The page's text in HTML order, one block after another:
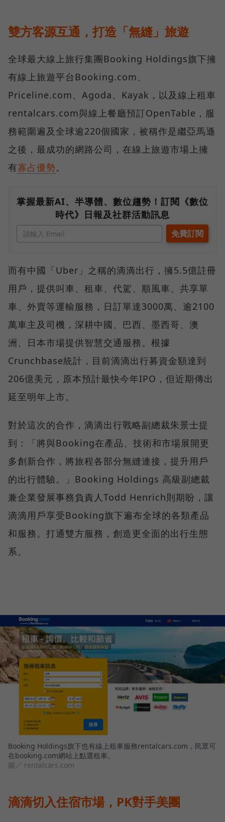
雙方客源互通，打造「無縫」旅遊
全球最大線上旅行集團Booking Holdings旗下擁
有線上旅遊平台Booking.com、
Priceline.com、Agoda、Kayak，以及線上租車
rentalcars.com與線上餐廳預訂OpenTable，服
務範圍遍及全球逾220個國家，被稱作是繼亞馬遜
之後，最成功的網路公司，在線上旅遊市場上擁
有寡占優勢。
掌握最新AI、半導體、數位趨勢！訂閱《數位
時代》日報及社群活動訊息
而有中國「Uber」之稱的滴滴出行，擁5.5億註冊
用戶，提供叫車、租車、代駕、順風車、共享單
車、外賣等運輸服務，日訂單達3000萬、逾2100
萬車主及司機，深耕中國、巴西、墨西哥、澳
洲、日本市場提供智慧交通服務。根據
Crunchbase統計，目前滴滴出行募資金額達到
206億美元，原本預計最快今年IPO，但近期傳出
延至明年上市。
對於這次的合作，滴滴出行戰略副總裁朱景士提
到：「將與Booking在產品、技術和市場展開更
多創新合作，將旅程各部分無縫連接，提升用戶
的出行體驗。」Booking Holdings 高級副總裁
兼企業發展事務負責人Todd Henrich則期盼，讓
滴滴用戶享受Booking旗下遍布全球的各類產品
和服務。打通雙方服務，創造更全面的出行生態
系。
Booking Holdings旗下也有線上租車服務rentalcars.com，民眾可
在booking.com網站上點選租車。
圖／ rentalcars.com
滴滴切入住宿市場，PK對手美團